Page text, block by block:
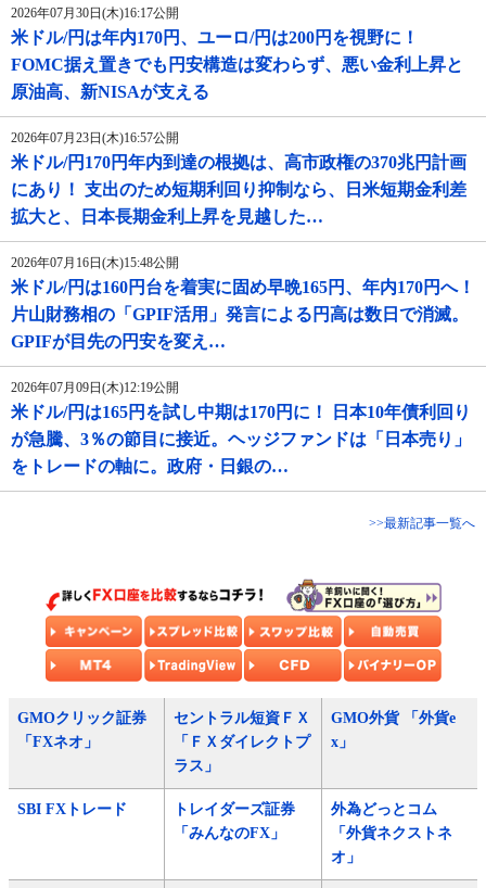
2026年07月30日(木)16:17公開
米ドル/円は年内170円、ユーロ/円は200円を視野に！
FOMC据え置きでも円安構造は変わらず、悪い金利上昇と
原油高、新NISAが支える
2026年07月23日(木)16:57公開
米ドル/円170円年内到達の根拠は、高市政権の370兆円計画
にあり！ 支出のため短期利回り抑制なら、日米短期金利差
拡大と、日本長期金利上昇を見越した…
2026年07月16日(木)15:48公開
米ドル/円は160円台を着実に固め早晩165円、年内170円へ！
片山財務相の「GPIF活用」発言による円高は数日で消滅。
GPIFが目先の円安を変え…
2026年07月09日(木)12:19公開
米ドル/円は165円を試し中期は170円に！ 日本10年債利回り
が急騰、3％の節目に接近。ヘッジファンドは「日本売り」
をトレードの軸に。政府・日銀の…
>>最新記事一覧へ
GMOクリック証券
「FXネオ」
セントラル短資ＦＸ
「ＦＸダイレクトプ
ラス」
GMO外貨 「外貨e
x」
SBI FXトレード
トレイダーズ証券
「みんなのFX」
外為どっとコム
「外貨ネクストネ
オ」